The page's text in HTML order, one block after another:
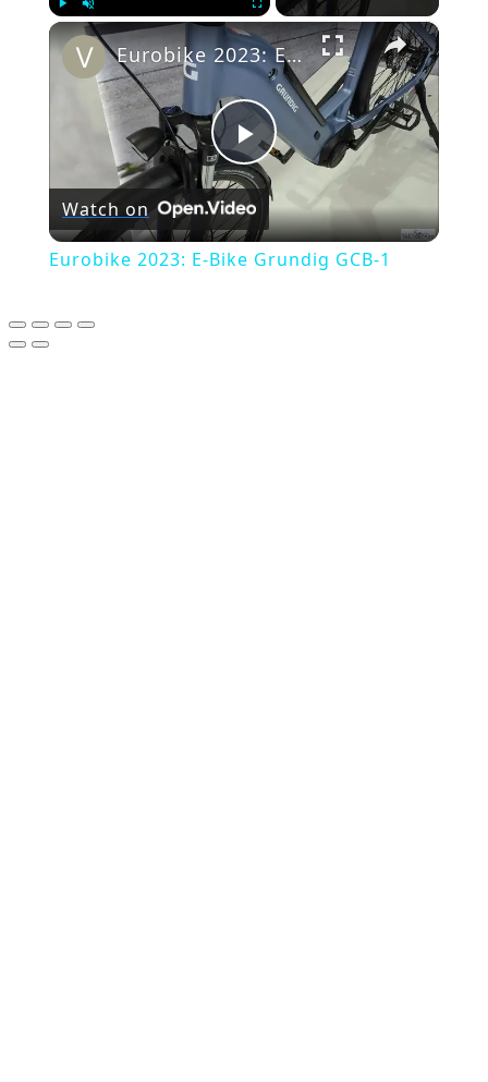
Unmute ×
Play
Video
Eurobike 2023: E-Bike Grundig GCB-1
Watch on
Eurobike 2023: E-Bike Grundig GCB-1